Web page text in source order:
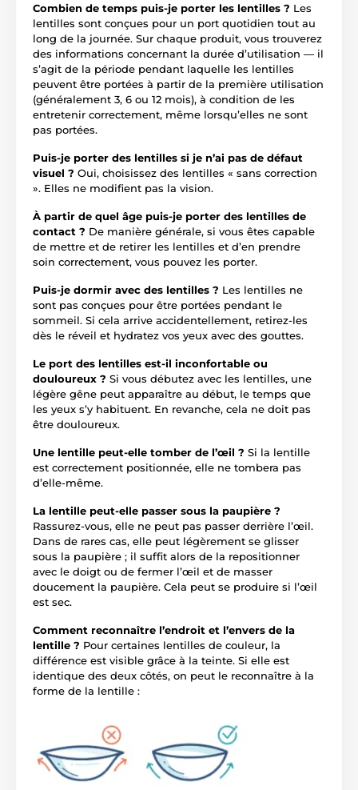
Combien de temps puis-je porter les lentilles ? Les
lentilles sont conçues pour un port quotidien tout au
long de la journée. Sur chaque produit, vous trouverez
des informations concernant la durée d’utilisation — il
s’agit de la période pendant laquelle les lentilles
peuvent être portées à partir de la première utilisation
(généralement 3, 6 ou 12 mois), à condition de les
entretenir correctement, même lorsqu’elles ne sont
pas portées.
Puis-je porter des lentilles si je n’ai pas de défaut
visuel ? Oui, choisissez des lentilles « sans correction
». Elles ne modifient pas la vision.
À partir de quel âge puis-je porter des lentilles de
contact ? De manière générale, si vous êtes capable
de mettre et de retirer les lentilles et d’en prendre
soin correctement, vous pouvez les porter.
Puis-je dormir avec des lentilles ? Les lentilles ne
sont pas conçues pour être portées pendant le
sommeil. Si cela arrive accidentellement, retirez-les
dès le réveil et hydratez vos yeux avec des gouttes.
Le port des lentilles est-il inconfortable ou
douloureux ? Si vous débutez avec les lentilles, une
légère gêne peut apparaître au début, le temps que
les yeux s’y habituent. En revanche, cela ne doit pas
être douloureux.
Une lentille peut-elle tomber de l’œil ? Si la lentille
est correctement positionnée, elle ne tombera pas
d’elle-même.
La lentille peut-elle passer sous la paupière ?
Rassurez-vous, elle ne peut pas passer derrière l’œil.
Dans de rares cas, elle peut légèrement se glisser
sous la paupière ; il suffit alors de la repositionner
avec le doigt ou de fermer l’œil et de masser
doucement la paupière. Cela peut se produire si l’œil
est sec.
Comment reconnaître l’endroit et l’envers de la
lentille ? Pour certaines lentilles de couleur, la
différence est visible grâce à la teinte. Si elle est
identique des deux côtés, on peut le reconnaître à la
forme de la lentille :